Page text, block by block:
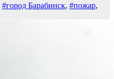
#город Барабинск, #пожар,